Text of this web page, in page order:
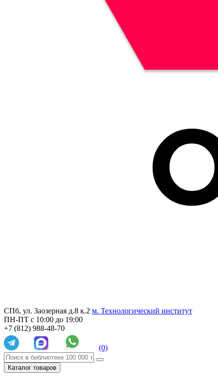
СПб, ул. Заозерная д.8 к.2 м. Технологический институт
ПН-ПТ с 10:00 до 19:00
+7 (812) 988-48-70
(0)
Каталог товаров